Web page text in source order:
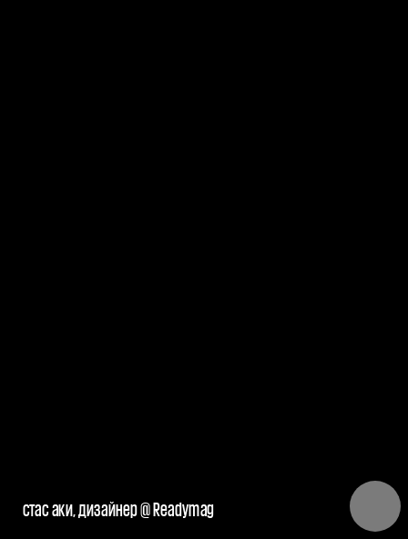
стас аки, дизайнер @ Readymag